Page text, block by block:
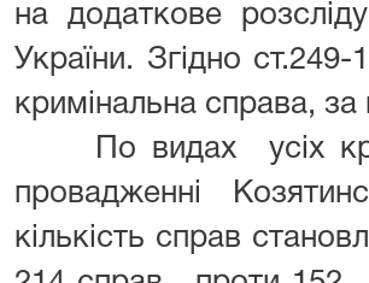
на додаткове
України. Згідно
кримінальна справа,
По видах усіх
провадженні
кількість справ